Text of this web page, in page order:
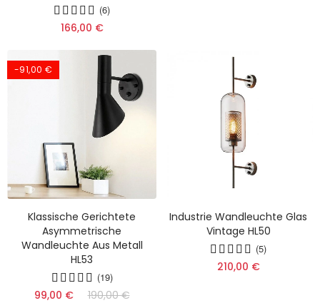
(6)
166,00 €
-91,00 €
Klassische Gerichtete
Asymmetrische
Wandleuchte Aus Metall
HL53
(19)
99,00 € 190,00 €
Industrie Wandleuchte Glas
Vintage HL50
(5)
210,00 €